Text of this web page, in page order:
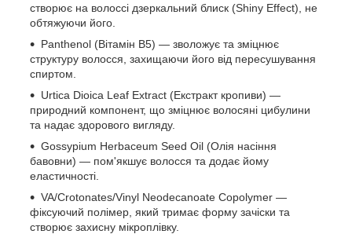
створює на волоссі дзеркальний блиск (Shiny Effect), не
обтяжуючи його.
Panthenol (Вітамін B5) — зволожує та зміцнює
структуру волосся, захищаючи його від пересушування
спиртом.
Urtica Dioica Leaf Extract (Екстракт кропиви) —
природний компонент, що зміцнює волосяні цибулини
та надає здорового вигляду.
Gossypium Herbaceum Seed Oil (Олія насіння
бавовни) — пом'якшує волосся та додає йому
еластичності.
VA/Crotonates/Vinyl Neodecanoate Copolymer —
фіксуючий полімер, який тримає форму зачіски та
створює захисну мікроплівку.